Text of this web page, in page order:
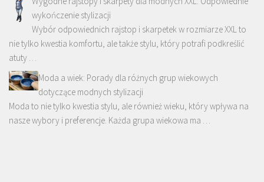
wykończenie stylizacji
Wybór odpowiednich rajstop i skarpetek w rozmiarze XXL to
nie tylko kwestia komfortu, ale także stylu, który potrafi podkreślić
atuty …
Moda a wiek: Porady dla różnych grup wiekowych
dotyczące modnych stylizacji
Moda to nie tylko kwestia stylu, ale również wieku, który wpływa na
nasze wybory i preferencje. Każda grupa wiekowa ma …